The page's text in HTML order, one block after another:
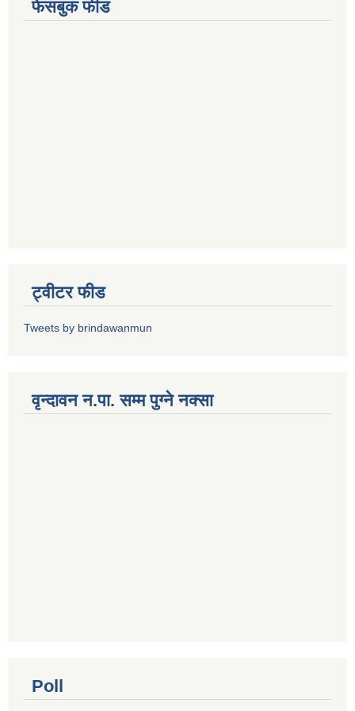
फेसबुक फीड
ट्वीटर फीड
Tweets by brindawanmun
वृन्दावन न.पा. सम्म पुग्ने नक्सा
Poll